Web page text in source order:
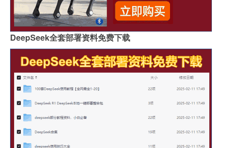
DeepSeek全套部署资料免费下载